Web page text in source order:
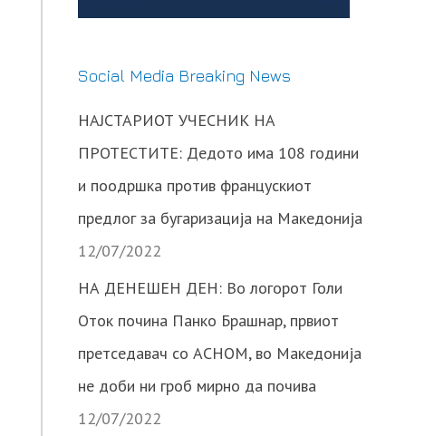
Social Media Breaking News
НАЈСТАРИОТ УЧЕСНИК НА
ПРОТЕСТИТЕ: Дедото има 108 години
и поодршка против францускиот
предлог за бугаризација на Македонија
12/07/2022
НА ДЕНЕШЕН ДЕН: Во логорот Голи
Оток почина Панко Брашнар, првиот
претседавач со АСНОМ, во Македонија
не доби ни гроб мирно да почива
12/07/2022